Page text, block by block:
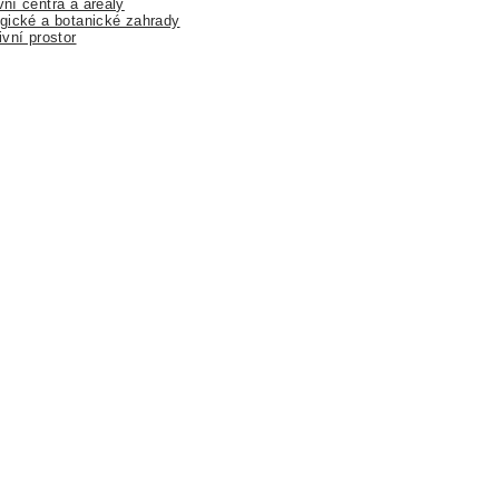
centra a areály
a botanické zahrady
prostor